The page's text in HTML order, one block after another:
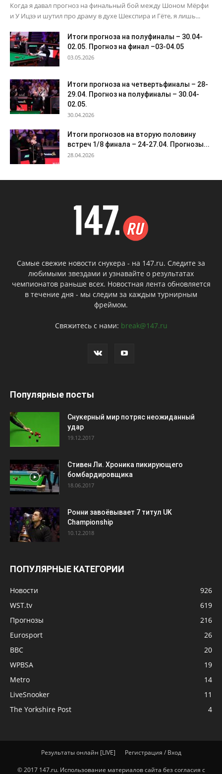
Когда я давал прогноз на финальный бой между Шоном Мёрфи
и У Ицзэ и шутил про драму в духе Шекспира и Гёте, я лишь...
Итоги прогноза на полуфиналы – 30.04-
02.05. Прогноз на финал –03-04.05
03.05.2026
Итоги прогноза на четвертьфиналы – 28-
29.04. Прогноз на полуфиналы – 30.04-
02.05.
30.04.2026
Итоги прогнозов на вторую половину
встреч 1/8 финала – 24-27.04. Прогнозы...
28.04.2026
Самые свежие новости снукера - на 147.ru. Следите за
любимыми звездами и узнавайте о результатах
чемпионатов раньше всех. Новостная лента обновляется
в течение дня - мы следим за каждым турнирным
фреймом.
Свяжитесь с нами: break@147.ru
Популярные посты
Снукерный мир потряс неожиданный
удар
19.12.2017
Стивен Ли. Хроника пикирующего
бомбардировщика
18.06.2017
Ронни завоёвывает 7 титул UK
Championship
10.12.2018
ПОПУЛЯРНЫЕ КАТЕГОРИИ
Новости
926
WST.tv
619
Прогнозы
216
Eurosport
26
BBC
20
WPBSA
19
Metro
14
LiveSnooker
11
The Yorkshire Post
4
Результаты онлайн [LIVE] Регистрация / Вход
© 2017 147.ru. Использование материалов сайта без согласия с